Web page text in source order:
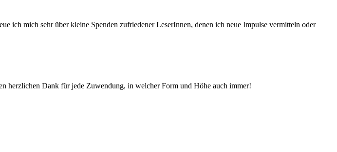
ich mich sehr über kleine Spenden zufriedener Le­serInnen, denen ich neue Im­pul­se vermitteln oder
herzlichen Dank für jede Zuwendung, in welcher Form und Höhe auch immer!